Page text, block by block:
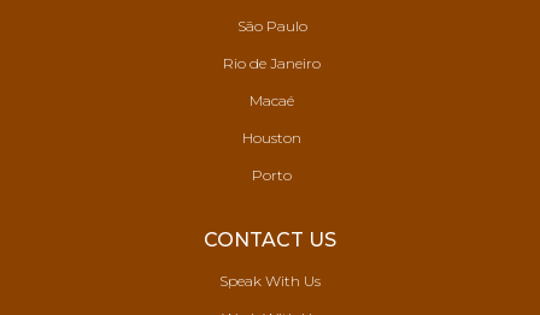
São Paulo
Rio de Janeiro
Macaé
Houston
Porto
CONTACT US
Speak With Us